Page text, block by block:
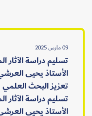
09 مارس 2025
تسليم دراسة الآثار
تعزيز البحث العلمي
تسليم دراسة الآثار
الأستاذ يحيى